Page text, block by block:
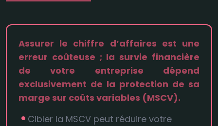
Assurer le chiffre d’affaires est une
erreur coûteuse ; la survie financière
de votre entreprise dépend
exclusivement de la protection de sa
marge sur coûts variables (MSCV).
Cibler la MSCV peut réduire votre